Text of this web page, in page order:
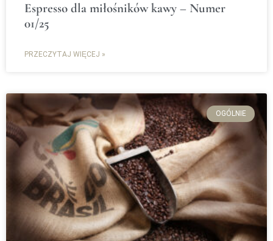
Espresso dla miłośników kawy – Numer
01/25
PRZECZYTAJ WIĘCEJ »
OGÓLNIE